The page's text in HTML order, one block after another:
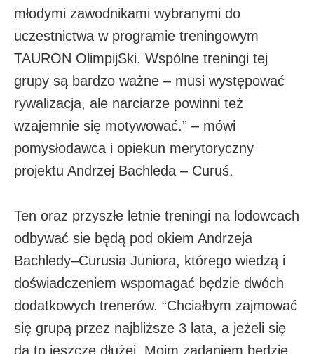
młodymi zawodnikami wybranymi do
uczestnictwa w programie treningowym
TAURON OlimpijSki. Wspólne treningi tej
grupy są bardzo ważne – musi występować
rywalizacja, ale narciarze powinni też
wzajemnie się motywować.” – mówi
pomysłodawca i opiekun merytoryczny
projektu Andrzej Bachleda – Curuś.
Ten oraz przyszłe letnie treningi na lodowcach
odbywać sie będą pod okiem Andrzeja
Bachledy–Curusia Juniora, którego wiedzą i
doświadczeniem wspomagać będzie dwóch
dodatkowych trenerów. “Chciałbym zajmować
się grupą przez najbliższe 3 lata, a jeżeli się
da to jeszcze dłużej. Moim zadaniem będzie